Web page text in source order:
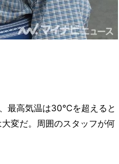
最高気温は30℃を超えると
変だ。周囲のスタッフが何